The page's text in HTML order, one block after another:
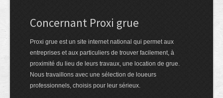
Concernant Proxi grue
Proxi grue est un site internet national qui permet aux
entreprises et aux particuliers de trouver facilement, à
proximité du lieu de leurs travaux, une location de grue.
Nous travaillons avec une sélection de loueurs
professionnels, choisis pour leur sérieux.